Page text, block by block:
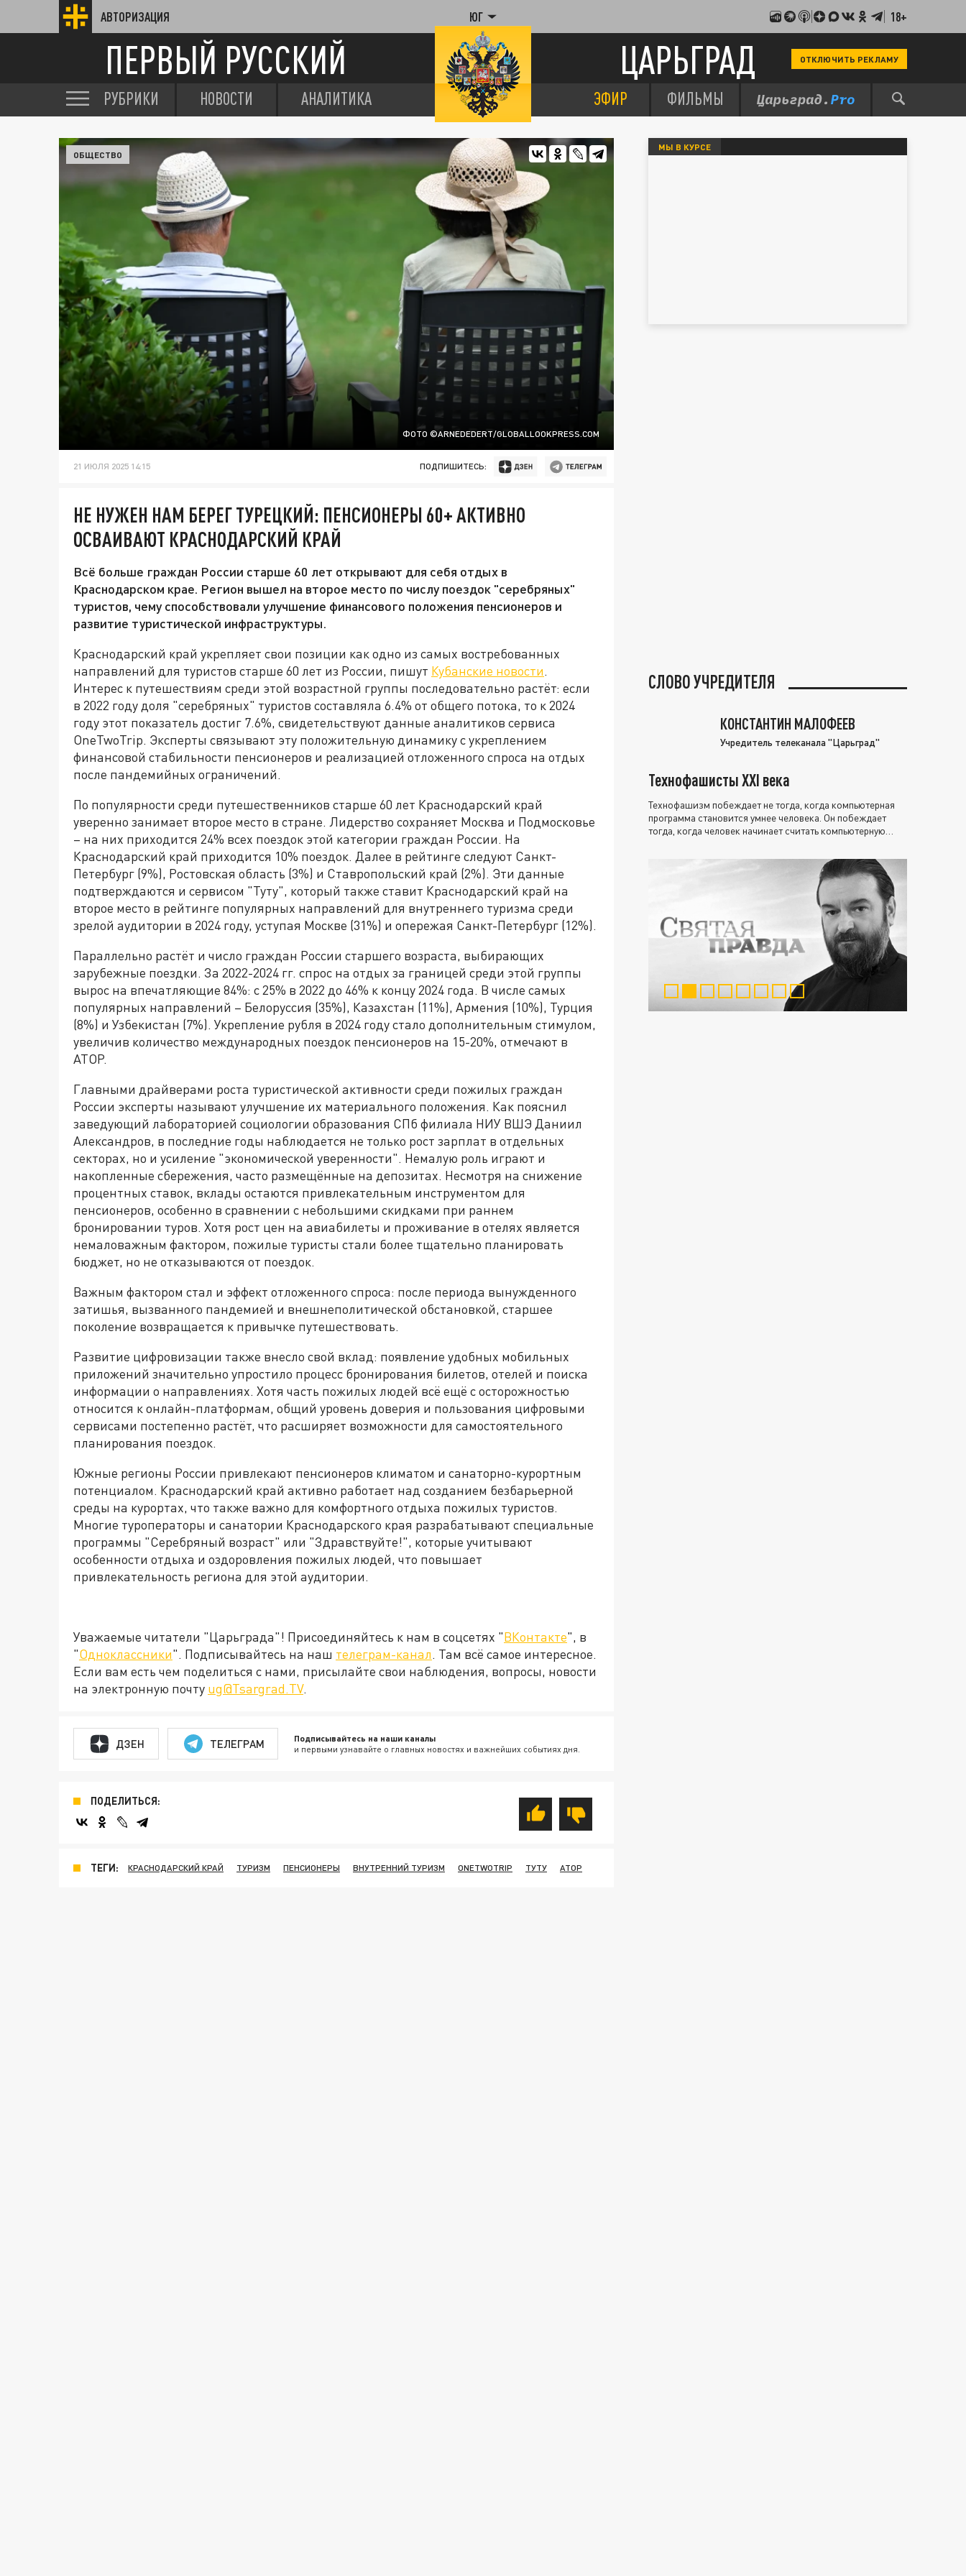
АВТОРИЗАЦИЯ ЮГ 18+
ПЕРВЫЙ РУССКИЙ ЦАРЬГРАД ОТКЛЮЧИТЬ РЕКЛАМУ
РУБРИКИ НОВОСТИ АНАЛИТИКА ЭФИР ФИЛЬМЫ
ФОТО ©ARNEDEDERT/GLOBALLOOKPRESS.СOM
ОБЩЕСТВО
21 ИЮЛЯ 2025 14:15 ПОДПИШИТЕСЬ:
НЕ НУЖЕН НАМ БЕРЕГ ТУРЕЦКИЙ: ПЕНСИОНЕРЫ 60+ АКТИВНО
ОСВАИВАЮТ КРАСНОДАРСКИЙ КРАЙ
Всё больше граждан России старше 60 лет открывают для себя отдых в
Краснодарском крае. Регион вышел на второе место по числу поездок "серебряных"
туристов, чему способствовали улучшение финансового положения пенсионеров и
развитие туристической инфраструктуры.
Краснодарский край укрепляет свои позиции как одно из самых востребованных
направлений для туристов старше 60 лет из России, пишут Кубанские новости.
Интерес к путешествиям среди этой возрастной группы последовательно растёт: если
в 2022 году доля "серебряных" туристов составляла 6.4% от общего потока, то к 2024
году этот показатель достиг 7.6%, свидетельствуют данные аналитиков сервиса
OneTwoTrip. Эксперты связывают эту положительную динамику с укреплением
финансовой стабильности пенсионеров и реализацией отложенного спроса на отдых
после пандемийных ограничений.
По популярности среди путешественников старше 60 лет Краснодарский край
уверенно занимает второе место в стране. Лидерство сохраняет Москва и Подмосковье
– на них приходится 24% всех поездок этой категории граждан России. На
Краснодарский край приходится 10% поездок. Далее в рейтинге следуют Санкт-
Петербург (9%), Ростовская область (3%) и Ставропольский край (2%). Эти данные
подтверждаются и сервисом "Туту", который также ставит Краснодарский край на
второе место в рейтинге популярных направлений для внутреннего туризма среди
зрелой аудитории в 2024 году, уступая Москве (31%) и опережая Санкт-Петербург (12%).
Параллельно растёт и число граждан России старшего возраста, выбирающих
зарубежные поездки. За 2022-2024 гг. спрос на отдых за границей среди этой группы
вырос на впечатляющие 84%: с 25% в 2022 до 46% к концу 2024 года. В числе самых
популярных направлений – Белоруссия (35%), Казахстан (11%), Армения (10%), Турция
(8%) и Узбекистан (7%). Укрепление рубля в 2024 году стало дополнительным стимулом,
увеличив количество международных поездок пенсионеров на 15-20%, отмечают в
АТОР.
Главными драйверами роста туристической активности среди пожилых граждан
России эксперты называют улучшение их материального положения. Как пояснил
заведующий лабораторией социологии образования СПб филиала НИУ ВШЭ Даниил
Александров, в последние годы наблюдается не только рост зарплат в отдельных
секторах, но и усиление "экономической уверенности". Немалую роль играют и
накопленные сбережения, часто размещённые на депозитах. Несмотря на снижение
процентных ставок, вклады остаются привлекательным инструментом для
пенсионеров, особенно в сравнении с небольшими скидками при раннем
бронировании туров. Хотя рост цен на авиабилеты и проживание в отелях является
немаловажным фактором, пожилые туристы стали более тщательно планировать
бюджет, но не отказываются от поездок.
Важным фактором стал и эффект отложенного спроса: после периода вынужденного
затишья, вызванного пандемией и внешнеполитической обстановкой, старшее
поколение возвращается к привычке путешествовать.
Развитие цифровизации также внесло свой вклад: появление удобных мобильных
приложений значительно упростило процесс бронирования билетов, отелей и поиска
информации о направлениях. Хотя часть пожилых людей всё ещё с осторожностью
относится к онлайн-платформам, общий уровень доверия и пользования цифровыми
сервисами постепенно растёт, что расширяет возможности для самостоятельного
планирования поездок.
Южные регионы России привлекают пенсионеров климатом и санаторно-курортным
потенциалом. Краснодарский край активно работает над созданием безбарьерной
среды на курортах, что также важно для комфортного отдыха пожилых туристов.
Многие туроператоры и санатории Краснодарского края разрабатывают специальные
программы "Серебряный возраст" или "Здравствуйте!", которые учитывают
особенности отдыха и оздоровления пожилых людей, что повышает
привлекательность региона для этой аудитории.
Уважаемые читатели "Царьграда"! Присоединяйтесь к нам в соцсетях "ВКонтакте", в
"Одноклассники". Подписывайтесь на наш телеграм-канал. Там всё самое интересное.
Если вам есть чем поделиться с нами, присылайте свои наблюдения, вопросы, новости
на электронную почту ug@Tsargrad.TV.
ДЗЕН ТЕЛЕГРАМ Подписывайтесь на наши каналы
и первыми узнавайте о главных новостях и важнейших событиях дня.
ПОДЕЛИТЬСЯ:
ТЕГИ: КРАСНОДАРСКИЙ КРАЙ ТУРИЗМ ПЕНСИОНЕРЫ ВНУТРЕННИЙ ТУРИЗМ ONETWOTRIP ТУТУ АТОР
МЫ В КУРСЕ
СЛОВО УЧРЕДИТЕЛЯ
КОНСТАНТИН МАЛОФЕЕВ
Учредитель телеканала "Царьград"
Технофашисты XXI века
Технофашизм побеждает не тогда, когда компьютерная
программа становится умнее человека. Он побеждает
тогда, когда человек начинает считать компьютерную